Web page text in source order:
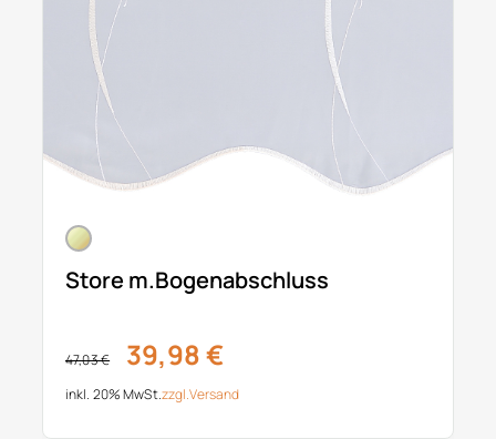
Store m.Bogenabschluss
47,03 € 39,98 €
inkl. 20% MwSt.zzgl.Versand